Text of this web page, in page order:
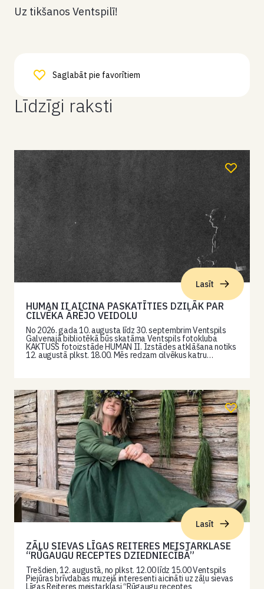
Uz tikšanos Ventspilī!
Saglabāt pie favorītiem
Līdzīgi raksti
Lasīt
HUMAN II AICINA PASKATĪTIES DZIĻĀK PAR
CILVĒKA ĀRĒJO VEIDOLU
No 2026. gada 10. augusta līdz 30. septembrim Ventspils
Galvenajā bibliotēkā būs skatāma Ventspils fotokluba
KAKTUSS fotoizstāde HUMAN II. Izstādes atklāšana notiks
12. augustā plkst. 18.00. Mēs redzam cilvēkus katru…
Lasīt
ZĀĻU SIEVAS LĪGAS REITERES MEISTARKLASE
“RŪGAUGU RECEPTES DZIEDNIECĪBĀ”
Trešdien, 12. augustā, no plkst. 12.00 līdz 15.00 Ventspils
Piejūras brīvdabas muzejā interesenti aicināti uz zāļu sievas
Līgas Reiteres meistarklasi “Rūgaugu receptes